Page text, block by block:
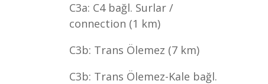
C3a: C4 bağl. Surlar /
connection (1 km)
C3b: Trans Ölemez (7 km)
C3b: Trans Ölemez-Kale bağl.